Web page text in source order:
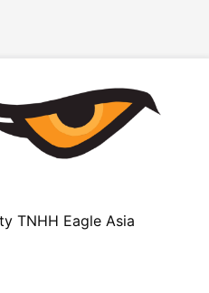
TNHH Eagle Asia